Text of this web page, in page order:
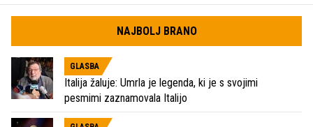
NAJBOLJ BRANO
GLASBA
Italija žaluje: Umrla je legenda, ki je s svojimi
pesmimi zaznamovala Italijo